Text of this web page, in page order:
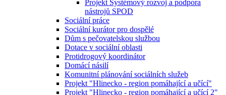
Projekt Systémový rozvoj a podpora
nástrojů SPOD
Sociální práce
Sociální kurátor pro dospělé
Dům s pečovatelskou službou
Dotace v sociální oblasti
Protidrogový koordinátor
Domácí násilí
Komunitní plánování sociálních služeb
Projekt "Hlinecko - region pomáhající a učící"
Projekt "Hlinecko - region pomáhající a učící 2"